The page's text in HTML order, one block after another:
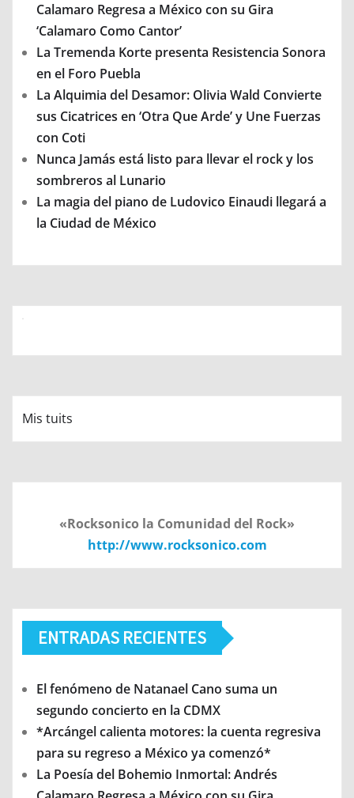
Calamaro Regresa a México con su Gira
‘Calamaro Como Cantor’
La Tremenda Korte presenta Resistencia Sonora
en el Foro Puebla
La Alquimia del Desamor: Olivia Wald Convierte
sus Cicatrices en ‘Otra Que Arde’ y Une Fuerzas
con Coti
Nunca Jamás está listo para llevar el rock y los
sombreros al Lunario
La magia del piano de Ludovico Einaudi llegará a
la Ciudad de México
Mis tuits
«Rocksonico la Comunidad del Rock»
http://www.rocksonico.com
ENTRADAS RECIENTES
El fenómeno de Natanael Cano suma un
segundo concierto en la CDMX
*Arcángel calienta motores: la cuenta regresiva
para su regreso a México ya comenzó*
La Poesía del Bohemio Inmortal: Andrés